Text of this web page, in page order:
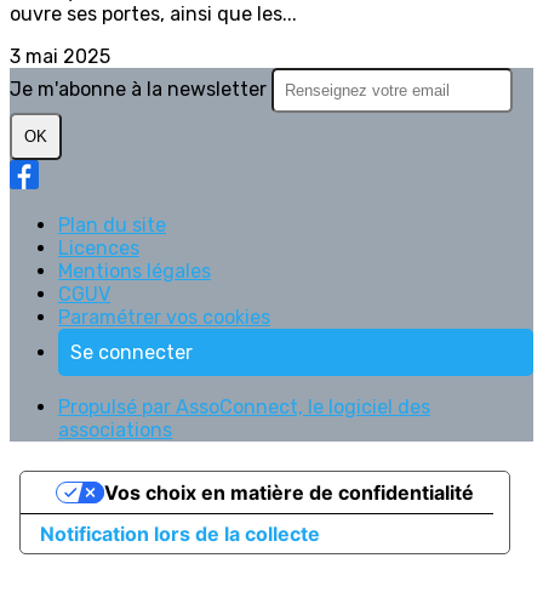
ouvre ses portes, ainsi que les...
3 mai 2025
Je m'abonne à la newsletter
OK
Plan du site
Licences
Mentions légales
CGUV
Paramétrer vos cookies
Se connecter
Propulsé par AssoConnect, le logiciel des
associations
Notification lors de la collecte
Vos choix en matière de confidentialité